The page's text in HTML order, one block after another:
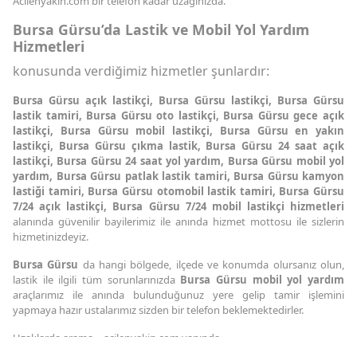
Bursa Gürsu’da Lastik ve Mobil Yol Yardım
Hizmetleri
konusunda verdiğimiz hizmetler şunlardır:
Bursa Gürsu açık lastikçi, Bursa Gürsu lastikçi, Bursa Gürsu
lastik tamiri, Bursa Gürsu oto lastikçi, Bursa Gürsu gece açık
lastikçi, Bursa Gürsu mobil lastikçi, Bursa Gürsu en yakın
lastikçi, Bursa Gürsu çıkma lastik, Bursa Gürsu 24 saat açık
lastikçi, Bursa Gürsu 24 saat yol yardım, Bursa Gürsu mobil yol
yardım, Bursa Gürsu patlak lastik tamiri, Bursa Gürsu kamyon
lastiği tamiri, Bursa Gürsu otomobil lastik tamiri, Bursa Gürsu
7/24 açık lastikçi, Bursa Gürsu 7/24 mobil lastikçi hizmetleri
alanında güvenilir bayilerimiz ile anında hizmet mottosu ile sizlerin
hizmetinizdeyiz.
Bursa Gürsu da hangi bölgede, ilçede ve konumda olursanız olun,
lastik ile ilgili tüm sorunlarınızda Bursa Gürsu mobil yol yardım
araçlarımız ile anında bulunduğunuz yere gelip tamir işlemini
yapmaya hazır ustalarımız sizden bir telefon beklemektedirler.